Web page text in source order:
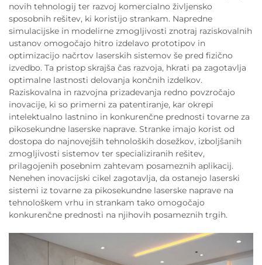
novih tehnologij ter razvoj komercialno življensko
sposobnih rešitev, ki koristijo strankam. Napredne
simulacijske in modelirne zmogljivosti znotraj raziskovalnih
ustanov omogočajo hitro izdelavo prototipov in
optimizacijo načrtov laserskih sistemov še pred fizično
izvedbo. Ta pristop skrajša čas razvoja, hkrati pa zagotavlja
optimalne lastnosti delovanja končnih izdelkov.
Raziskovalna in razvojna prizadevanja redno povzročajo
inovacije, ki so primerni za patentiranje, kar okrepi
intelektualno lastnino in konkurenčne prednosti tovarne za
pikosekundne laserske naprave. Stranke imajo korist od
dostopa do najnovejših tehnoloških dosežkov, izboljšanih
zmogljivosti sistemov ter specializiranih rešitev,
prilagojenih posebnim zahtevam posameznih aplikacij.
Nenehen inovacijski cikel zagotavlja, da ostanejo laserski
sistemi iz tovarne za pikosekundne laserske naprave na
tehnološkem vrhu in strankam tako omogočajo
konkurenčne prednosti na njihovih posameznih trgih.